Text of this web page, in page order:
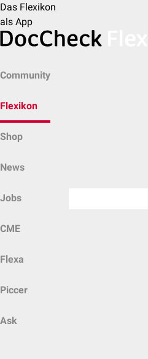
Das Flexikon
als App
Community
Flexikon
Shop
News
Jobs
CME
Flexa
Piccer
Ask